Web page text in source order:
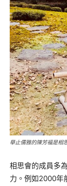
舉止儒雅的陳芳福是相
相思會的成員多
力。例如2000年